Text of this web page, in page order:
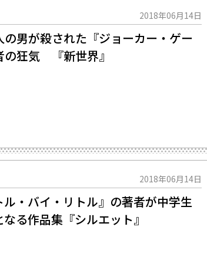
2018年06月14日
男が殺された――『ジョーカー・ゲー
の狂気 『新世界』
2018年06月14日
ル・バイ・リトル』の著者が中学生
る作品集『シルエット』